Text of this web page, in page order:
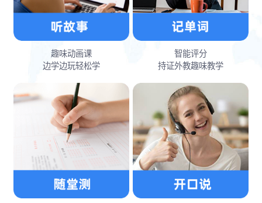
趣味动画课
边学边玩轻松学
智能评分
持证外教趣味教学